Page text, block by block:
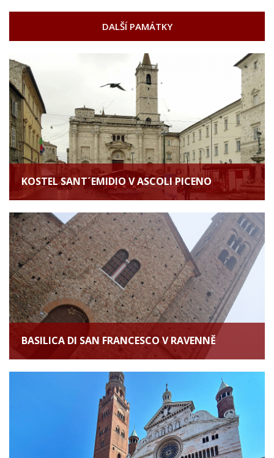
DALŠÍ PAMÁTKY
KOSTEL SANT´EMIDIO V ASCOLI PICENO
BASILICA DI SAN FRANCESCO V RAVENNĚ